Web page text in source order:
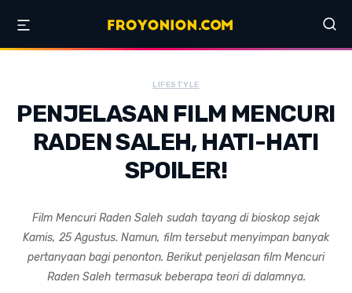
LIFESTYLE
PENJELASAN FILM MENCURI
RADEN SALEH, HATI-HATI
SPOILER!
Film Mencuri Raden Saleh sudah tayang di bioskop sejak
Kamis, 25 Agustus. Namun, film tersebut menyimpan banyak
pertanyaan bagi penonton. Berikut penjelasan film Mencuri
Raden Saleh termasuk beberapa teori di dalamnya.